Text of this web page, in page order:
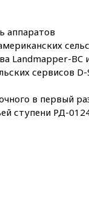
аппаратов
Landmapper-BC
сервисов D-
в первый
ступени РД-